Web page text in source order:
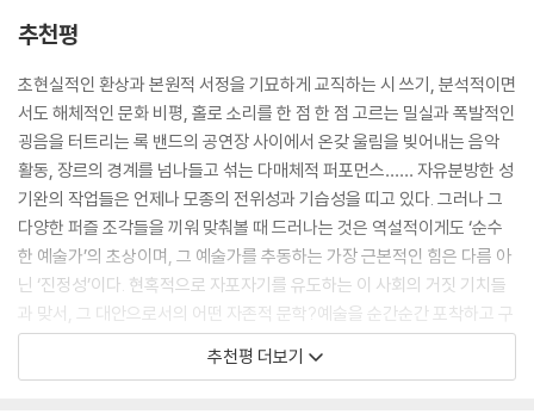
추천평
초현실적인 환상과 본원적 서정을 기묘하게 교직하는 시 쓰기, 분석적이면
서도 해체적인 문화 비평, 홀로 소리를 한 점 한 점 고르는 밀실과 폭발적인
굉음을 터트리는 록 밴드의 공연장 사이에서 온갖 울림을 빚어내는 음악
활동, 장르의 경계를 넘나들고 섞는 다매체적 퍼포먼스…… 자유분방한 성
기완의 작업들은 언제나 모종의 전위성과 기습성을 띠고 있다. 그러나 그
다양한 퍼즐 조각들을 끼워 맞춰볼 때 드러나는 것은 역설적이게도 ‘순수
한 예술가’의 초상이며, 그 예술가를 추동하는 가장 근본적인 힘은 다름 아
닌 ‘진정성’이다. 현혹적으로 자포자기를 유도하는 이 사회의 거짓 기치들
과 맞서, 그 대안으로서의 어떤 자존적 문학?예술을 순간순간 포착하고 구
축해나가는 것! 거기서 이 ‘인디’ 예술가가 탄생하고, 자발적 유배와 방랑
의 길―‘밤’의 길―이 시작된다.
추천평 더보기